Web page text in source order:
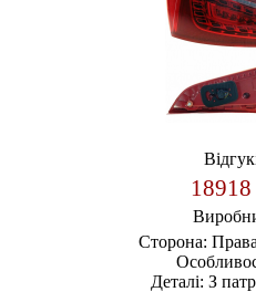
Сторона:
Деталі: З